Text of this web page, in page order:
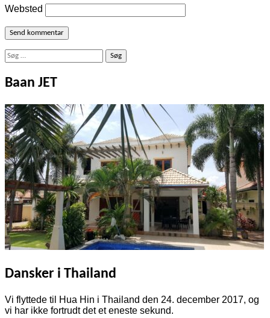
Websted
Søg
Baan JET
Dansker i Thailand
Vi flyttede til Hua Hin i Thailand den 24. december 2017, og
vi har ikke fortrudt det et eneste sekund.